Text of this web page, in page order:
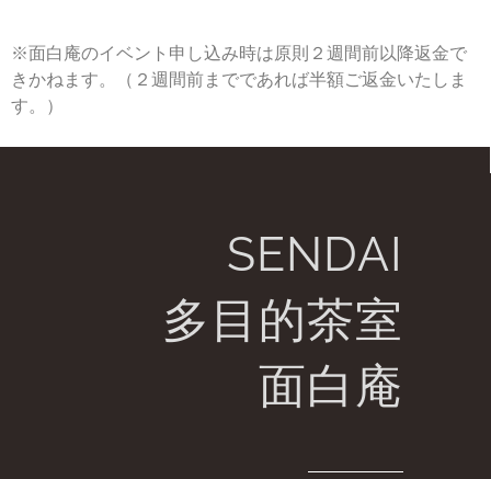
※面白庵のイベント申し込み時は原則２週間前以降返金で
きかねます。（２週間前までであれば半額ご返金いたしま
す。）
SENDAI
多目的茶室
面白庵